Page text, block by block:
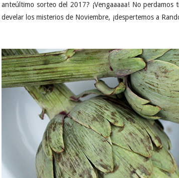
anteúltimo sorteo del 2017? ¡Vengaaaaa! No
develar los misterios de Noviembre, ¡despertemos a